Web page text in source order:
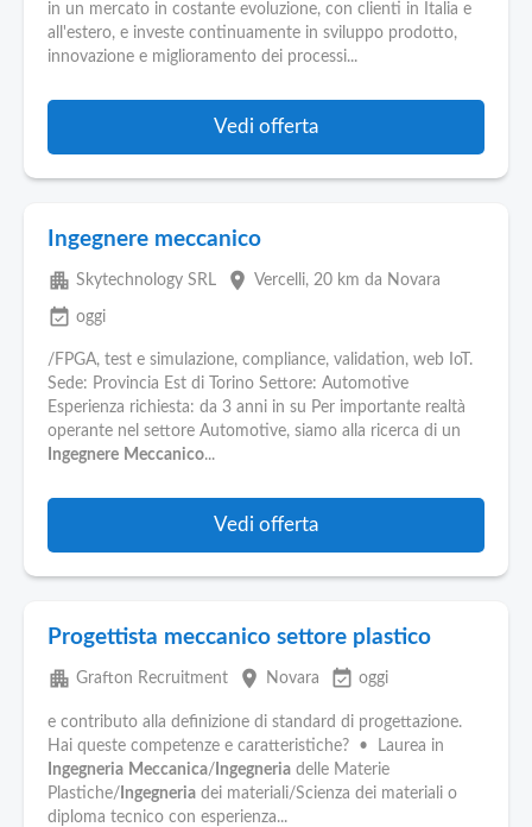
in un mercato in costante evoluzione, con clienti in Italia e
all'estero, e investe continuamente in sviluppo prodotto,
innovazione e miglioramento dei processi...
Vedi offerta
Ingegnere meccanico
apartment Skytechnology SRL place Vercelli, 20 km da Novara
event_available oggi
/FPGA, test e simulazione, compliance, validation, web IoT.
Sede: Provincia Est di Torino Settore: Automotive
Esperienza richiesta: da 3 anni in su Per importante realtà
operante nel settore Automotive, siamo alla ricerca di un
Ingegnere Meccanico...
Vedi offerta
Progettista meccanico settore plastico
apartment Grafton Recruitment place Novara event_available oggi
e contributo alla definizione di standard di progettazione.
Hai queste competenze e caratteristiche? • Laurea in
Ingegneria Meccanica/ Ingegneria delle Materie
Plastiche/ Ingegneria dei materiali/Scienza dei materiali o
diploma tecnico con esperienza...